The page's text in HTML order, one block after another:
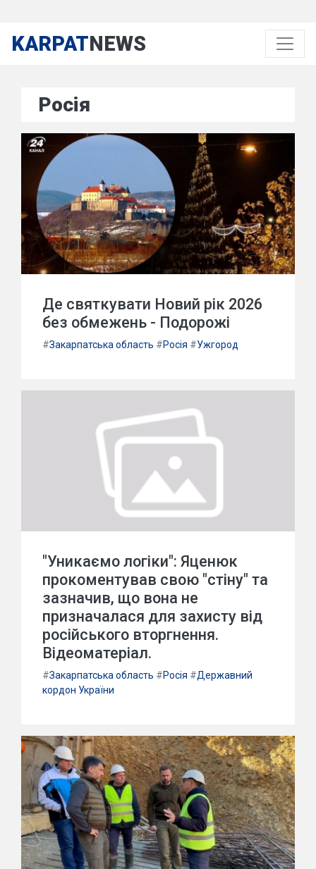
KARPATNEWS
Росія
Де святкувати Новий рік 2026
без обмежень - Подорожі
#Закарпатська область #Росія #Ужгород
"Уникаємо логіки": Яценюк
прокоментував свою "стіну" та
зазначив, що вона не
призначалася для захисту від
російського вторгнення.
Відеоматеріал.
#Закарпатська область #Росія #Державний
кордон України